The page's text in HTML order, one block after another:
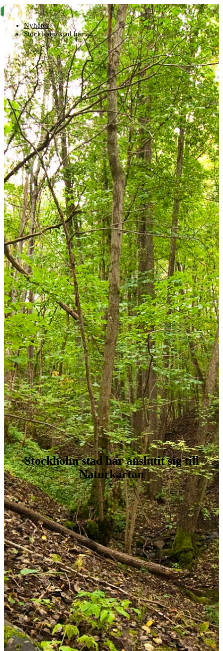
Nyheter
Stockholm stad har a…
Stockholm stad har anslutit sig till
Naturkartan